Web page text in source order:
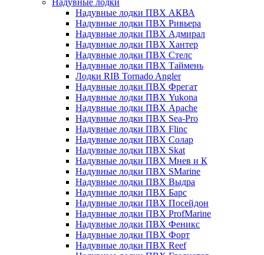
Надувные лодки
Надувные лодки ПВХ АКВА
Надувные лодки ПВХ Ривьера
Надувные лодки ПВХ Адмирал
Надувные лодки ПВХ Хантер
Надувные лодки ПВХ Стелс
Надувные лодки ПВХ Таймень
Лодки RIB Tornado Angler
Надувные лодки ПВХ Фрегат
Надувные лодки ПВХ Yukona
Надувные лодки ПВХ Apache
Надувные лодки ПВХ Sea-Pro
Надувные лодки ПВХ Flinc
Надувные лодки ПВХ Солар
Надувные лодки ПВХ Skat
Надувные лодки ПВХ Мнев и К
Надувные лодки ПВХ SMarine
Надувные лодки ПВХ Выдра
Надувные лодки ПВХ Барс
Надувные лодки ПВХ Посейдон
Надувные лодки ПВХ ProfMarine
Надувные лодки ПВХ Феникс
Надувные лодки ПВХ Форт
Надувные лодки ПВХ Reef